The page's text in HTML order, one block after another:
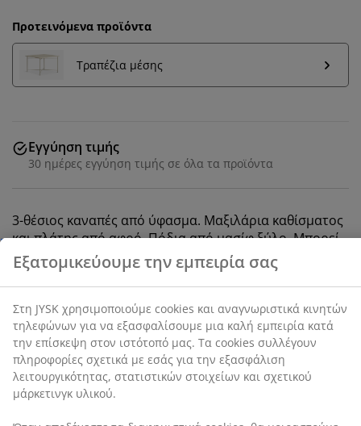
Προτεινόμενα προϊόντα
Τραπέζια μέσης
Εγγύηση τιμής
30 ημέρες εγγύηση τιμής σε όλα τα προϊόντα
3-θέσιος καναπές από ύφασμα. Μαξιλάρια καθίσματος
και πλάτης από αφρό. Πόδια από μασίφ ξύλο. Μπορεί
να αναστραφεί. Π217 x Υ78 x Β81/149 cm
Οδηγίες Συναρμολόγησης
Χαρακτηριστικά προϊόντος
εμπειρία κατά την επίσκεψη στον ιστότοπό μας. Τα
cookies συλλέγουν πληροφορίες σχετικά με εσάς για
στοιχείων και σχετικού μάρκετινγκ υλικού.
μοιραστούμε τα δεδομένα περιήγησής σας με
συνεργάτες μάρκετινγκ (π.χ. Google, Meta και TikTok)
για εξατομικευμένες και στατικές διαφημίσεις.
Μπορείτε να διαβάσετε περισσότερα σχετικά με τους
σκοπούς στην ενότητα «Τροποποίηση» και να
επιλέξετε να ανακαλέσετε τη συγκατάθεσή σας